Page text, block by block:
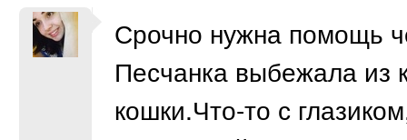
Срочно нужна помощь
Песчанка выбежала из
кошки.Что-то с